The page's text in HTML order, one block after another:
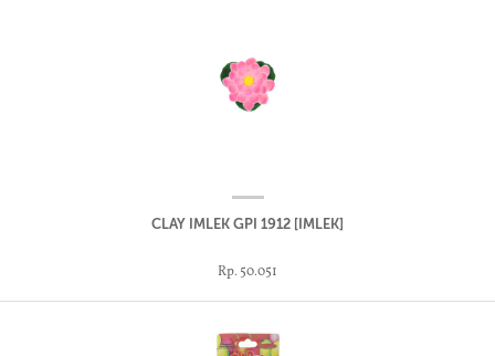
CLAY IMLEK GPI 1912 [IMLEK]
Rp. 50.051